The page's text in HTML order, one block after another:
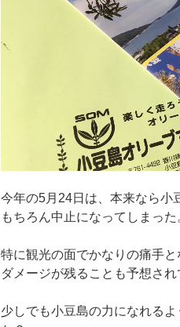
今年の5月24日は、本来なら小
もちろん中止になってしまった
特に観光の面でかなりの痛手
ダメージが残ることも予想され
少しでも小豆島の力になれる